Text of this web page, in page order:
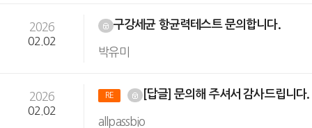
2026
02.02
구강세균 항균력테스트 문의합니다.
박유미
2026
02.02
RE [답글] 문의해 주셔서 감사드립니다.
allpassbio